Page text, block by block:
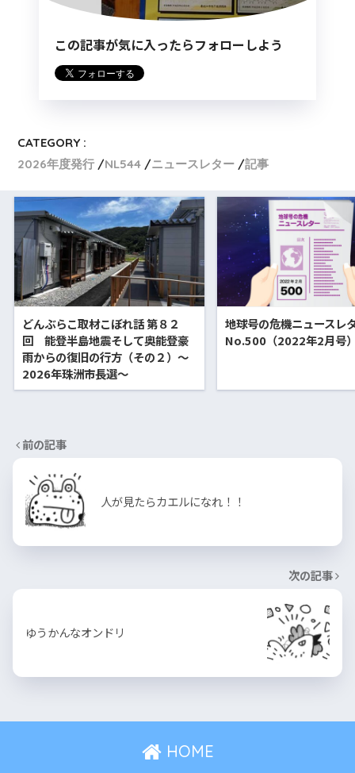
この記事が気に入ったらフォローしよう
CATEGORY :
2026年度発行
NL544 ニュースレター 記事
どんぶらこ取材こぼれ話 第８２
回 能登半島地震そして奥能登豪
雨からの復旧の行方（その２）〜
2026年珠洲市長選〜
地球号の危機ニュースレ
No.500（2022年2月号
前の記事
人が見たらカエルになれ！！
次の記事
ゆうかんなオンドリ
HOME